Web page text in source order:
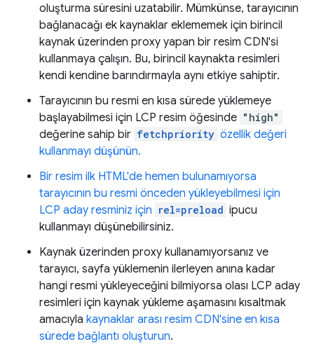
oluşturma süresini uzatabilir. Mümkünse, tarayıcının
bağlanacağı ek kaynaklar eklememek için birincil
kaynak üzerinden proxy yapan bir resim CDN'si
kullanmaya çalışın. Bu, birincil kaynakta resimleri
kendi kendine barındırmayla aynı etkiye sahiptir.
Tarayıcının bu resmi en kısa sürede yüklemeye
başlayabilmesi için LCP resim öğesinde "high"
değerine sahip bir fetchpriority özellik değeri
kullanmayı düşünün.
Bir resim ilk HTML'de hemen bulunamıyorsa
tarayıcının bu resmi önceden yükleyebilmesi için
LCP aday resminiz için rel=preload ipucu
kullanmayı düşünebilirsiniz.
Kaynak üzerinden proxy kullanamıyorsanız ve
tarayıcı, sayfa yüklemenin ilerleyen anına kadar
hangi resmi yükleyeceğini bilmiyorsa olası LCP aday
resimleri için kaynak yükleme aşamasını kısaltmak
amacıyla kaynaklar arası resim CDN'sine en kısa
sürede bağlantı oluşturun.